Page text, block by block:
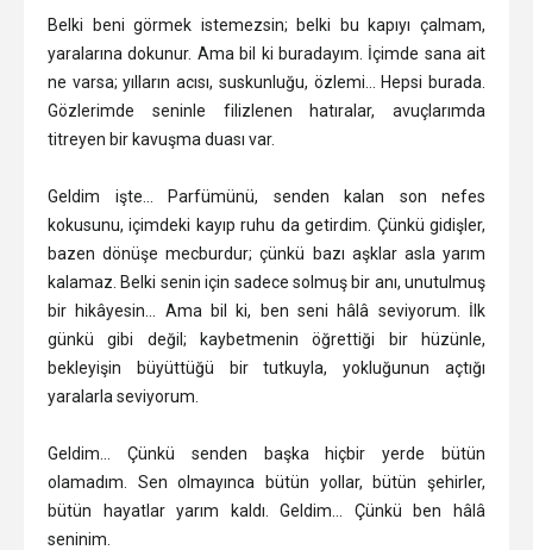
Belki beni görmek istemezsin; belki bu kapıyı çalmam,
yaralarına dokunur. Ama bil ki buradayım. İçimde sana ait
ne varsa; yılların acısı, suskunluğu, özlemi… Hepsi burada.
Gözlerimde seninle filizlenen hatıralar, avuçlarımda
titreyen bir kavuşma duası var.
Geldim işte… Parfümünü, senden kalan son nefes
kokusunu, içimdeki kayıp ruhu da getirdim. Çünkü gidişler,
bazen dönüşe mecburdur; çünkü bazı aşklar asla yarım
kalamaz. Belki senin için sadece solmuş bir anı, unutulmuş
bir hikâyesin… Ama bil ki, ben seni hâlâ seviyorum. İlk
günkü gibi değil; kaybetmenin öğrettiği bir hüzünle,
bekleyişin büyüttüğü bir tutkuyla, yokluğunun açtığı
yaralarla seviyorum.
Geldim… Çünkü senden başka hiçbir yerde bütün
olamadım. Sen olmayınca bütün yollar, bütün şehirler,
bütün hayatlar yarım kaldı. Geldim… Çünkü ben hâlâ
seninim.